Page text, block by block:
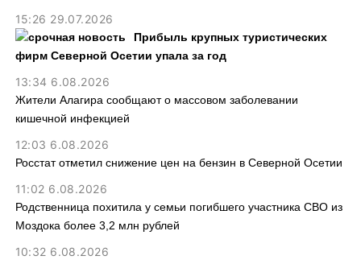
15:26 29.07.2026
Прибыль крупных туристических
фирм Северной Осетии упала за год
13:34 6.08.2026
Жители Алагира сообщают о массовом заболевании
кишечной инфекцией
12:03 6.08.2026
Росстат отметил снижение цен на бензин в Северной Осетии
11:02 6.08.2026
Родственница похитила у семьи погибшего участника СВО из
Моздока более 3,2 млн рублей
10:32 6.08.2026